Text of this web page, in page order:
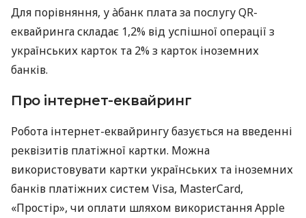
Для порівняння, у àбанк плата за послугу QR-
еквайринга складає 1,2% від успішної операції з
українських карток та 2% з карток іноземних
банків.
Про інтернет-еквайринг
Робота інтернет-еквайрингу базується на введенні
реквізитів платіжної картки. Можна
використовувати картки українських та іноземних
банків платіжних систем Visa, MasterCard,
«Простір», чи оплати шляхом використання Apple